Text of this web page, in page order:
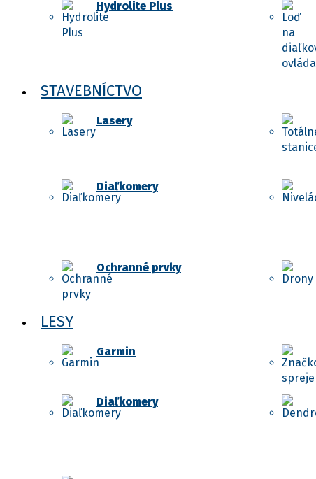
Hydrolite Plus
STAVEBNÍCTVO
Lasery
Diaľkomery
Ochranné prvky
LESY
Garmin
Diaľkomery